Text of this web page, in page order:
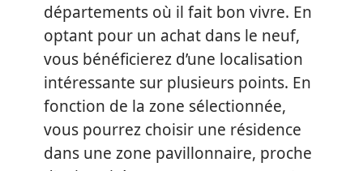
départements où il fait bon vivre. En
optant pour un achat dans le neuf,
vous bénéficierez d’une localisation
intéressante sur plusieurs points. En
fonction de la zone sélectionnée,
vous pourrez choisir une résidence
dans une zone pavillonnaire, proche